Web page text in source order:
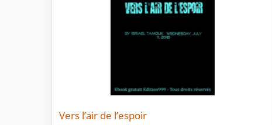
Vers l’air de l’espoir